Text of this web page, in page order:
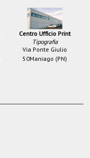
Centro Ufficio Print
Tipografia
Via Ponte Giulio
50Maniago (PN)